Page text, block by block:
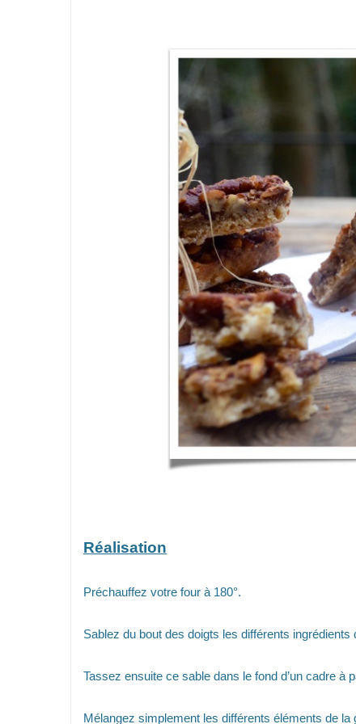
Réalisation
Préchauffez votre four à 180°.
Sablez du bout des doigts les différents ingrédients
Tassez ensuite ce sable dans le fond d’un cadre
Mélangez simplement les différents éléments de